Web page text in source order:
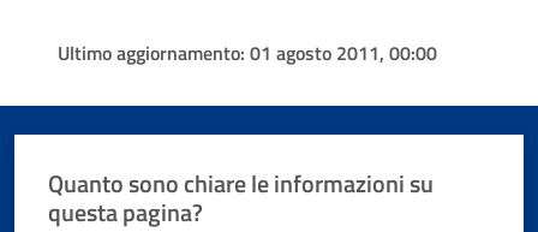
Ultimo aggiornamento: 01 agosto 2011, 00:00
Quanto sono chiare le informazioni su
questa pagina?